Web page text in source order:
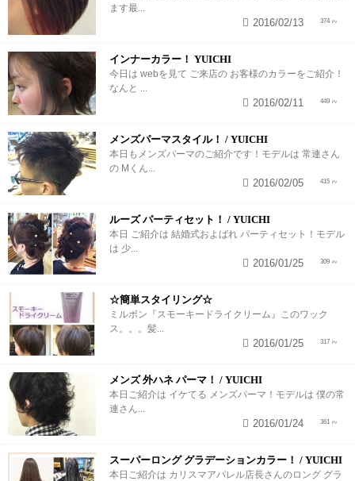
ます最...
374
2016/02/13
インナーカラー！ YUICHI
今日は webを見て ご来店の お客様のカラーをご紹介！
なんと ...
449
2016/02/11
メンズパーマスタイル！ / YUICHI
本日もメンズパーマのご紹介です！モデルは 常連さん
の Mくん...
415
2016/02/05
ルーズ パーティセット！ / YUICHI
本日 ご紹介は 結婚式およばれ パーティセット！モデル
は 少...
309
2016/01/25
☆簡単スタイリング☆
ミルボン『スモーキードライクリーム』このワック
ス。。。髪...
317
2016/01/25
メンズ 外ハネ パーマ！ / YUICHI
本日ご紹介は イケてる メンズパーマ！モデルは 僕の常
連さん...
361
2016/01/24
スーパーロング グラデーションカラー！ / YUICHI
本日ご紹介は カリスマアパレル店長さんのロング グラ